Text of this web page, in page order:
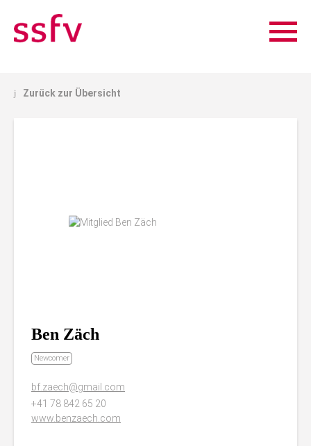
j Zurück zur Übersicht
Ben Zäch
Newcomer
bf.zaech@gmail.com
+41 78 842 65 20
www.benzaech.com